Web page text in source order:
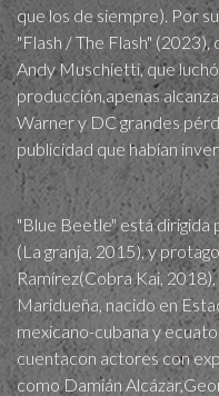
que los de siempre). Por
"Flash / The Flash"
Andy Muschietti, que
producción,apenas
Warner y DC grandes
publicidad que habían
"Blue Beetle" está dirigida
(La granja, 2015), y
Ramírez(Cobra Kai,
Maridueña, nacido en
mexicano-cubana y
cuentacon actores con
como Damián